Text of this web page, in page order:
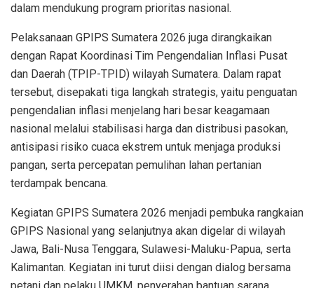
dalam mendukung program prioritas nasional.
Pelaksanaan GPIPS Sumatera 2026 juga dirangkaikan
dengan Rapat Koordinasi Tim Pengendalian Inflasi Pusat
dan Daerah (TPIP-TPID) wilayah Sumatera. Dalam rapat
tersebut, disepakati tiga langkah strategis, yaitu penguatan
pengendalian inflasi menjelang hari besar keagamaan
nasional melalui stabilisasi harga dan distribusi pasokan,
antisipasi risiko cuaca ekstrem untuk menjaga produksi
pangan, serta percepatan pemulihan lahan pertanian
terdampak bencana.
Kegiatan GPIPS Sumatera 2026 menjadi pembuka rangkaian
GPIPS Nasional yang selanjutnya akan digelar di wilayah
Jawa, Bali-Nusa Tenggara, Sulawesi-Maluku-Papua, serta
Kalimantan. Kegiatan ini turut diisi dengan dialog bersama
petani dan pelaku UMKM, penyerahan bantuan sarana